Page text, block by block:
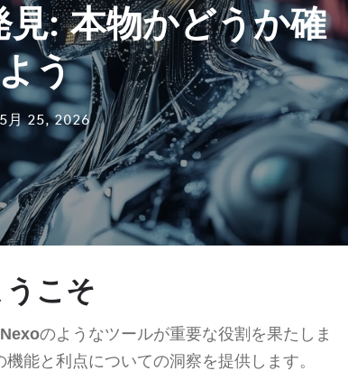
: 本物かどうか確
う
月 25, 2026
こそ
のようなツールが重要な役割を果たしま
機能と利点についての洞察を提供します。